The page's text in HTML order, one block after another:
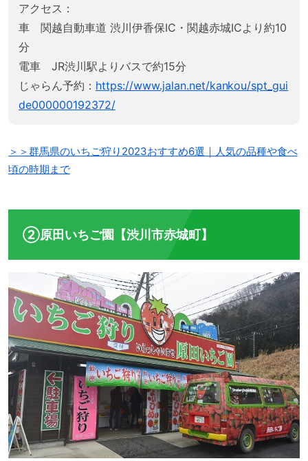
アクセス：
車 関越自動車道 渋川伊香保IC・関越赤城ICより約10
分
電車 JR渋川駅よりバスで約15分
じゃらん予約： https://www.jalan.net/kankou/spt_gui
de000000192372/
＞＞群馬県のいちご狩り2023おすすめ6選｜人気の品種や食べ
頃の時期まで
②原田いちご園【渋川市赤城町】